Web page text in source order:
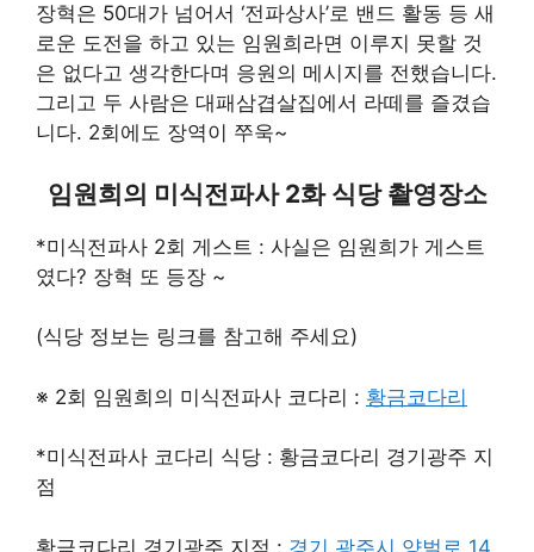
장혁은 50대가 넘어서 ‘전파상사’로 밴드 활동 등 새
로운 도전을 하고 있는 임원희라면 이루지 못할 것
은 없다고 생각한다며 응원의 메시지를 전했습니다.
그리고 두 사람은 대패삼겹살집에서 라떼를 즐겼습
니다. 2회에도 장역이 쭈욱~
임원희의 미식전파사 2화 식당 촬영장소
*미식전파사 2회 게스트 : 사실은 임원희가 게스트
였다? 장혁 또 등장 ~
(식당 정보는 링크를 참고해 주세요)
※ 2회 임원희의 미식전파사 코다리 : 황금코다리
*미식전파사 코다리 식당 : 황금코다리 경기광주 지
점
황금코다리 경기광주 지점 : 경기 광주시 양벌로 14